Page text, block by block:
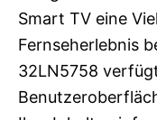
Smart TV eine
Fernseherlebnis
32LN5758